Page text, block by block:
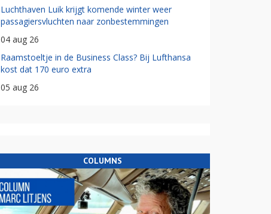
Luchthaven Luik krijgt komende winter weer
passagiersvluchten naar zonbestemmingen
04 aug 26
Raamstoeltje in de Business Class? Bij Lufthansa
kost dat 170 euro extra
05 aug 26
COLUMNS